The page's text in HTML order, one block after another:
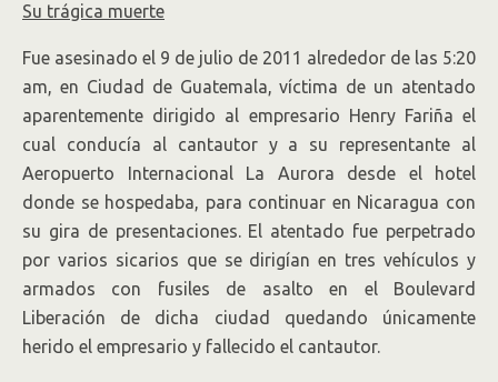
Su trágica muerte
Fue asesinado el 9 de julio de 2011 alrededor de las 5:20
am, en Ciudad de Guatemala, víctima de un atentado
aparentemente dirigido al empresario Henry Fariña el
cual conducía al cantautor y a su representante al
Aeropuerto Internacional La Aurora desde el hotel
donde se hospedaba, para continuar en Nicaragua con
su gira de presentaciones. El atentado fue perpetrado
por varios sicarios que se dirigían en tres vehículos y
armados con fusiles de asalto en el Boulevard
Liberación de dicha ciudad quedando únicamente
herido el empresario y fallecido el cantautor.